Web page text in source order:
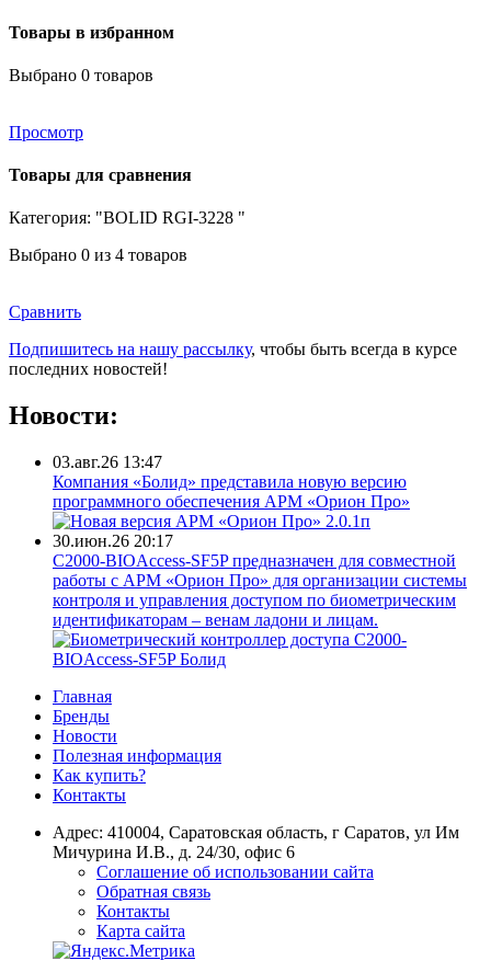
Товары в избранном
Выбрано 0 товаров
Просмотр
Товары для сравнения
Категория: "BOLID RGI-3228 "
Выбрано 0 из 4 товаров
Сравнить
Подпишитесь на нашу рассылку, чтобы быть всегда в курсе
последних новостей!
Новости:
03.авг.26 13:47
Компания «Болид» представила новую версию
программного обеспечения АРМ «Орион Про»
30.июн.26 20:17
С2000-BIOAccess-SF5P предназначен для совместной
работы с АРМ «Орион Про» для организации системы
контроля и управления доступом по биометрическим
идентификаторам – венам ладони и лицам.
Главная
Бренды
Новости
Полезная информация
Как купить?
Контакты
Адрес: 410004, Саратовская область, г Саратов, ул Им
Мичурина И.В., д. 24/30, офис 6
Соглашение об использовании сайта
Обратная связь
Контакты
Карта сайта